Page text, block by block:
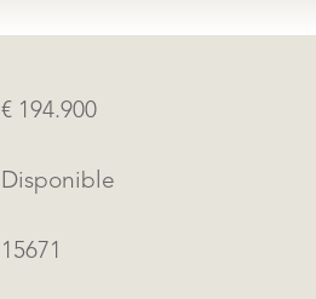
€ 194.900
Disponible
15671